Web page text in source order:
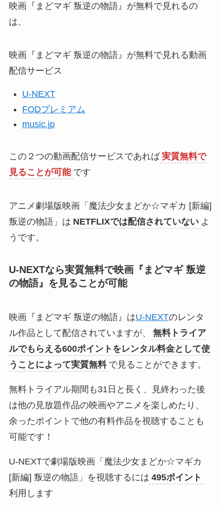
映画『まどマギ 叛逆の物語』が無料で見れるの
は、
映画『まどマギ 叛逆の物語』が無料で見れる動画
配信サービス
U-NEXT
FODプレミアム
music.jp
この２つの動画配信サービスであれば 実質無料で
見ることが可能 です
アニメ劇場版映画「魔法少女まどか☆マギカ [新編]
叛逆の物語」は NETFLIXでは配信されていない よ
うです。
U-NEXTなら実質無料で映画『まどマギ 叛逆
の物語』 を見ることが可能
映画『まどマギ 叛逆の物語』はU-NEXTのレンタ
ル作品として配信されていますが、
無料トライア
ルでもらえる600ポイントをレンタル料金として使
うことによって実質無料 で見ることができます。
無料トライアル期間も31日と長く、見終わった後
は他の見放題作品の映画やアニメを楽しめたり、
余ったポイントで他の有料作品を視聴することも
可能です！
U-NEXTで劇場版映画「魔法少女まどか☆マギカ
[新編] 叛逆の物語」を視聴するには 495ポイント
利用します